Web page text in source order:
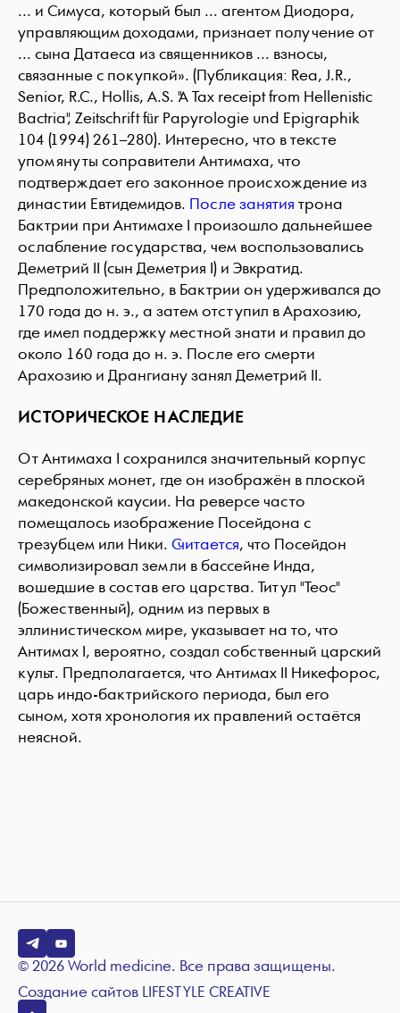
... и Симуса, который был ... агентом Диодора,
управляющим доходами, признает получение от
... сына Датаеса из священников ... взносы,
связанные с покупкой». (Публикация: Rea, J.R.,
Senior, R.C., Hollis, A.S. "A Tax receipt from Hellenistic
Bactria", Zeitschrift für Papyrologie und Epigraphik
104 (1994) 261–280). Интересно, что в тексте
упомянуты сопрaвители Антимаха, что
подтверждает его законное происхождение из
династии Евтидемидов. После занятия трона
Бактрии при Антимахе I произошло дальнейшее
ослабление государства, чем воспользовались
Деметрий II (сын Деметрия I) и Эвкратид.
Предположительно, в Бактрии он удерживался до
170 года до н. э., а затем отступил в Арахозию,
где имел поддержку местной знати и правил до
около 160 года до н. э. После его смерти
Арахозию и Дрангиану занял Деметрий II.
ИСТОРИЧЕСКОЕ НАСЛЕДИЕ
От Антимаха I сохранился значительный корпус
серебряных монет, где он изображён в плоской
македонской каусии. На реверсе часто
помещалось изображение Посейдона с
трезубцем или Ники. Считается, что Посейдон
символизировал земли в бассейне Инда,
вошедшие в состав его царства. Титул "Теос"
(Божественный), одним из первых в
эллинистическом мире, указывает на то, что
Антимах I, вероятно, создал собственный царский
культ. Предполагается, что Антимах II Никефорос,
царь индо-бактрийского периода, был его
сыном, хотя хронология их правлений остаётся
неясной.
© 2026 World medicine. Все права защищены.
Создание сайтов LIFESTYLE CREATIVE